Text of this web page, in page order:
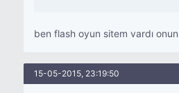
ben flash oyun sitem vardı
15-05-2015, 23:19:50